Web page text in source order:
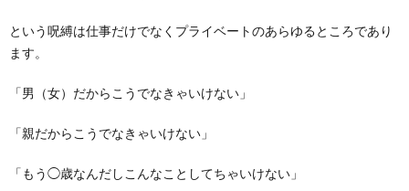
という呪縛は仕事だけでなくプライベートのあらゆるところであり
ます。
「男（女）だからこうでなきゃいけない」
「親だからこうでなきゃいけない」
「もう◯歳なんだしこんなことしてちゃいけない」